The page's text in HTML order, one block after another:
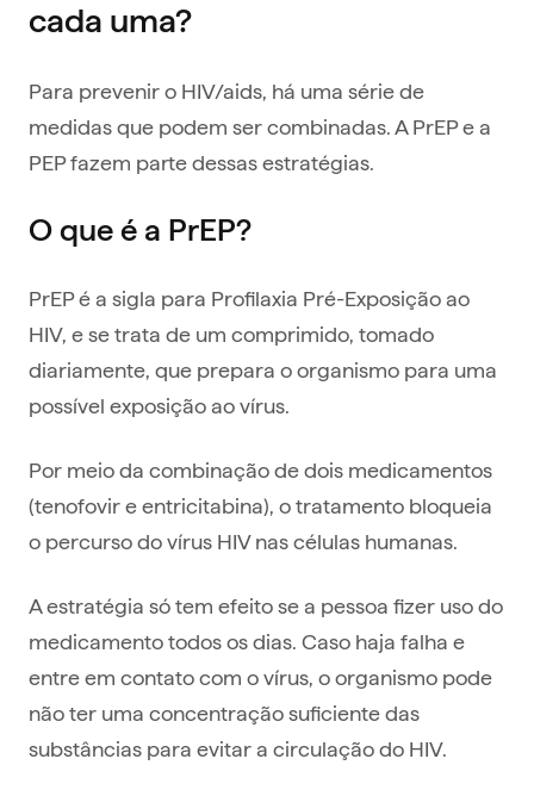
cada uma?
Para prevenir o HIV/aids, há uma série de
medidas que podem ser combinadas. A PrEP e a
PEP fazem parte dessas estratégias.
O que é a PrEP?
PrEP é a sigla para Profilaxia Pré-Exposição ao
HIV, e se trata de um comprimido, tomado
diariamente, que prepara o organismo para uma
possível exposição ao vírus.
Por meio da combinação de dois medicamentos
(tenofovir e entricitabina), o tratamento bloqueia
o percurso do vírus HIV nas células humanas.
A estratégia só tem efeito se a pessoa fizer uso do
medicamento todos os dias. Caso haja falha e
entre em contato com o vírus, o organismo pode
não ter uma concentração suficiente das
substâncias para evitar a circulação do HIV.